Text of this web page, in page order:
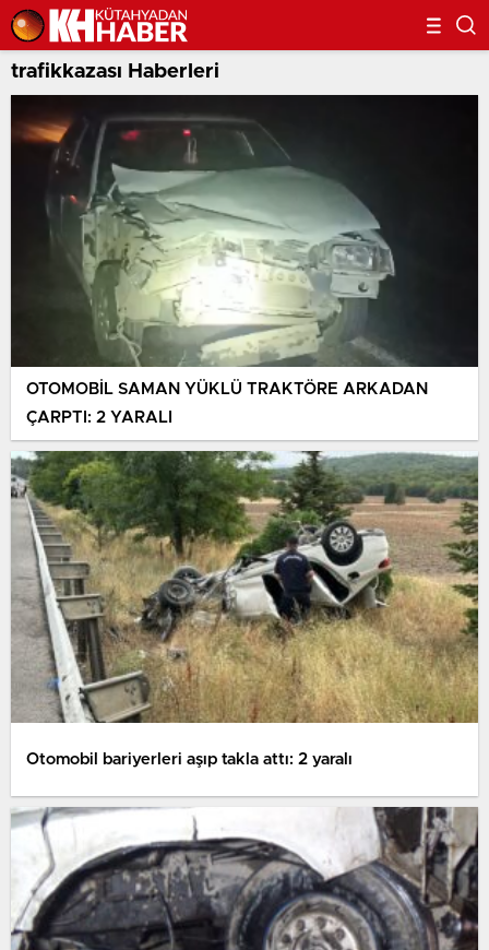
trafikkazası Haberleri
OTOMOBİL SAMAN YÜKLÜ TRAKTÖRE ARKADAN
ÇARPTI: 2 YARALI
Otomobil bariyerleri aşıp takla attı: 2 yaralı